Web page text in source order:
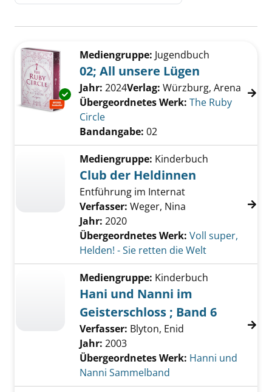
Zu den Suchfiltern springen
Exemplar-Details von 02; All unsere Lügen
Mediengruppe: Jugendbuch
02; All unsere Lügen
Suche nach diesem Verfasser
Jahr: 2024Verlag: Würzburg, Arena
Übergeordnetes Werk: The Ruby
Circle
Bandangabe: 02
Mediengruppe: Kinderbuch
Club der Heldinnen
Entführung im Internat
Verfasser: Weger, Nina
Jahr: 2020
Übergeordnetes Werk: Voll super,
Helden! - Sie retten die Welt
Mediengruppe: Kinderbuch
Hani und Nanni im
Geisterschloss ; Band 6
Verfasser: Blyton, Enid
Jahr: 2003
Übergeordnetes Werk: Hanni und
Nanni Sammelband